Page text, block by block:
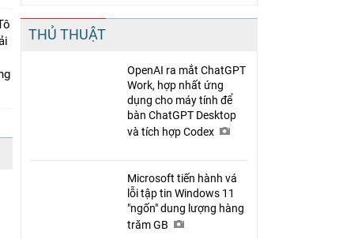
THỦ THUẬT
OpenAI ra mắt ChatGPT
Work, hợp nhất ứng
dụng cho máy tính để
bàn ChatGPT Desktop
và tích hợp Codex
Microsoft tiến hành vá
lỗi tập tin Windows 11
"ngốn" dung lượng hàng
trăm GB